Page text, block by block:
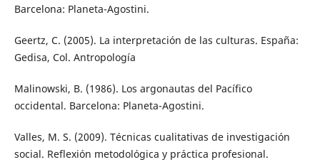
Barcelona: Planeta-Agostini.
Geertz, C. (2005). La interpretación de las culturas. España:
Gedisa, Col. Antropología
Malinowski, B. (1986). Los argonautas del Pacífico
occidental. Barcelona: Planeta-Agostini.
Valles, M. S. (2009). Técnicas cualitativas de investigación
social. Reflexión metodológica y práctica profesional.